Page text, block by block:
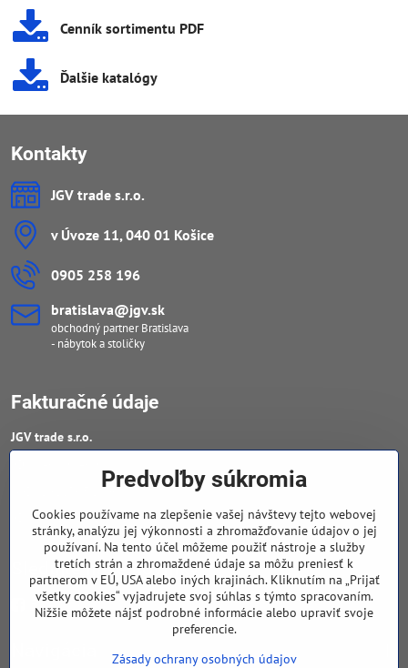
Cenník sortimentu PDF
Ďalšie katalógy
Kontakty
JGV trade s​.r​.o​.
v Úvoze 11, 040 01 Košice
0905 258 196
bratislava​@jgv​.sk
obchodný partner Bratislava
- nábytok a stoličky
Fakturačné údaje
JGV trade s​.r​.o​.
DIČ : 20223652906
IČ DPH : SK 2023652906
Sledujte naše novinky
Facebook
Predvoľby súkromia
Cookies používame na zlepšenie vašej návštevy tejto webovej
stránky, analýzu jej výkonnosti a zhromažďovanie údajov o jej
používaní. Na tento účel môžeme použiť nástroje a služby
tretích strán a zhromaždené údaje sa môžu preniesť k
partnerom v EÚ, USA alebo iných krajinách. Kliknutím na „Prijať
všetky cookies“ vyjadrujete svoj súhlas s týmto spracovaním.
Nižšie môžete nájsť podrobné informácie alebo upraviť svoje
preferencie.
Zásady ochrany osobných údajov